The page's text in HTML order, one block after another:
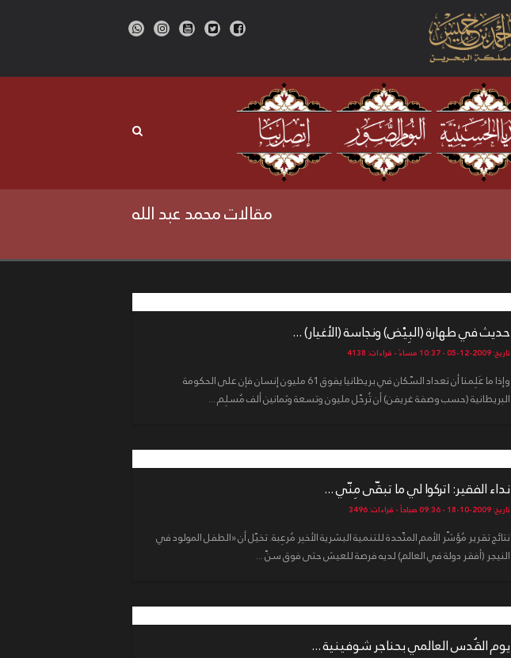
مقالات محمد عبد الله
حديث في طهارة (البِيْض) ونجاسة (الأغيار) ...
تاريخ: 2009-12-05 - 10:37 مساءً - قراءات: 4138
وإذا ما عَلِمنا أن تعداد السّكان في بريطانيا يفوق 61 مليون إنسان فإن على الحكومة
البريطانية (حسب وصفة غريفن) أن تُرحّل مليون وتسعة وثمانين ألف مُسلِم ...
نداء الفقير: اتركوا لي ما تبقّى مِنّي ...
تاريخ: 2009-10-18 - 09:36 صباحاً - قراءات: 3496
نتائج تقرير مُؤشّر الأمم المتّحدة للتنمية البشرية الأخير مُرعِبة. تخيّل أن «الطفل المولود في
النيجر (أفقر دولة في العالم) لديه فرصة للعيش حتى فوق سنّ ...
يوم القُدس العالمي بحناجر شوفينية ...